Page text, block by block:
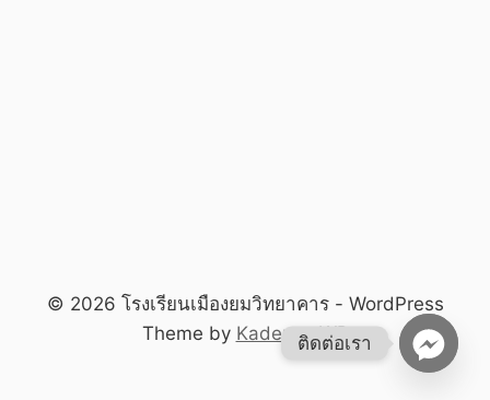
© 2026 โรงเรียนเมืองยมวิทยาคาร - WordPress
Theme by Kadence WP
ติดต่อเรา